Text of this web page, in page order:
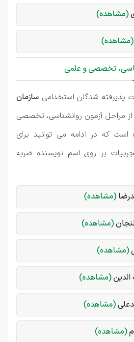
(مشاهده)
(مشاهده)
تخصصی و علمی
پذیرفته شدگان استخدامی سازمان
از مراحل آزمون روانشناسی، تخصصی
که در ادامه می توانید برای
بر روی اسم نویسنده ضربه
(مشاهده)
(مشاهده)
(مشاهده)
(مشاهده)
(مشاهده)
(مشاهده)